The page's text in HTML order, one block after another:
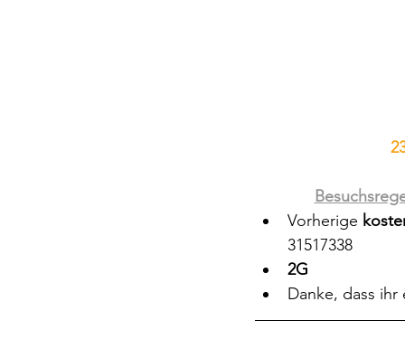
Vorherige
31517338
2G
Danke, dass